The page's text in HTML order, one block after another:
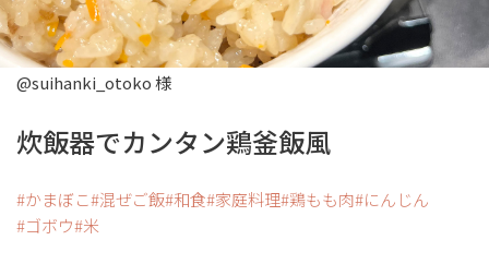
@suihanki_otoko 様
炊飯器でカンタン鶏釜飯風
かまぼこ 混ぜご飯 和食 家庭料理 鶏もも肉 にんじん
ゴボウ 米